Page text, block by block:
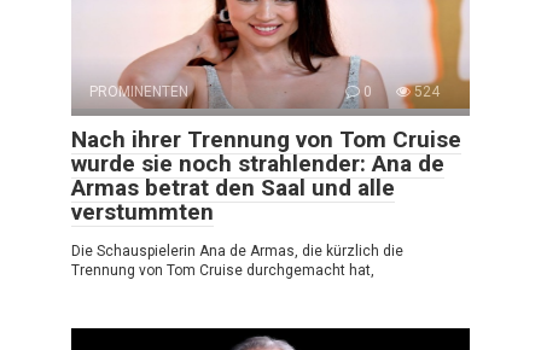
PROMINENTEN 0 524
Nach ihrer Trennung von Tom Cruise
wurde sie noch strahlender: Ana de
Armas betrat den Saal und alle
verstummten
Die Schauspielerin Ana de Armas, die kürzlich die
Trennung von Tom Cruise durchgemacht hat,